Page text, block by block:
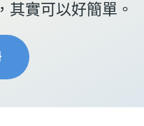
實可以好簡單。